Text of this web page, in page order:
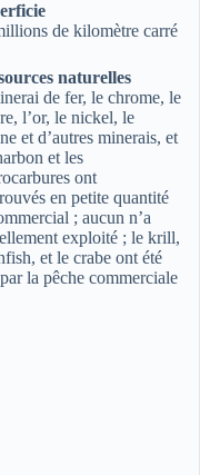
de kilomètre carré
naturelles
de fer, le chrome, le
l’or, le nickel, le
et d’autres minerais, et
et les
ont
en petite quantité
; aucun n’a
exploité ; le krill,
et le crabe ont été
la pêche commerciale